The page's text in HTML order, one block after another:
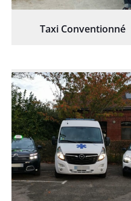
Taxi Conventionné